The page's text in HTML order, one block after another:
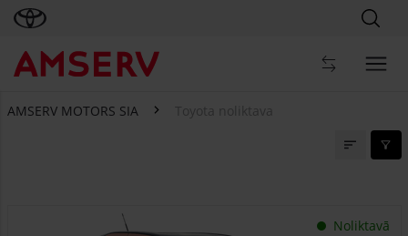
AMSERV MOTORS SIA Toyota noliktava
Noliktavā